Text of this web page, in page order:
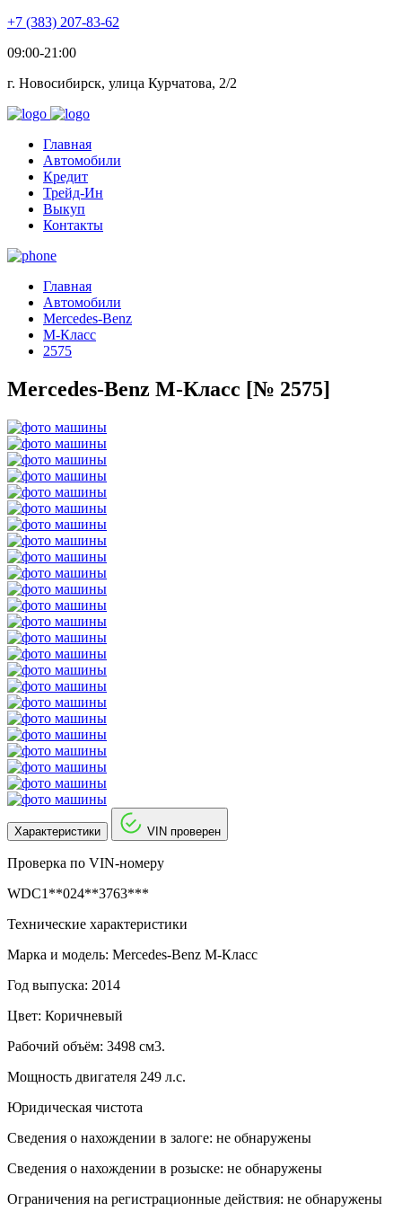
+7 (383) 207-83-62
09:00-21:00
г. Новосибирск, улица Курчатова, 2/2
Главная
Автомобили
Кредит
Трейд-Ин
Выкуп
Контакты
Главная
Автомобили
Mercedes-Benz
M-Класс
2575
Mercedes-Benz M-Класс [№ 2575]
Характеристики VIN проверен
Проверка по VIN-номеру
WDC1**024**3763***
Технические характеристики
Марка и модель: Mercedes-Benz M-Класс
Год выпуска: 2014
Цвет: Коричневый
Рабочий объём: 3498 см3.
Мощность двигателя 249 л.с.
Юридическая чистота
Сведения о нахождении в залоге: не обнаружены
Сведения о нахождении в розыске: не обнаружены
Ограничения на регистрационные действия: не обнаружены